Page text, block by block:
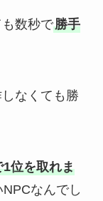
数秒で勝手
なくても勝
1位を取れま
なんでし